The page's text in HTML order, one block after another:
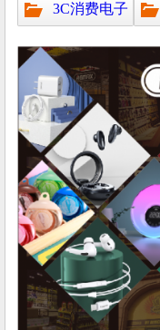
3C消费电子